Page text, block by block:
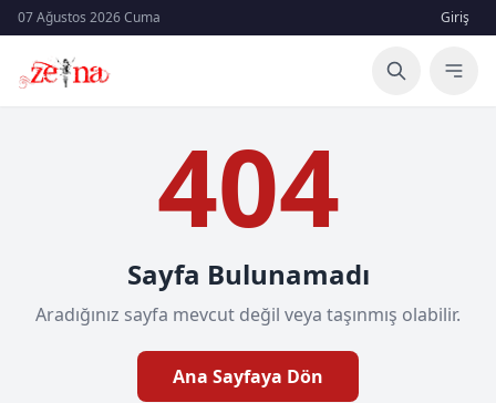
07 Ağustos 2026 Cuma Giriş
404
Sayfa Bulunamadı
Aradığınız sayfa mevcut değil veya taşınmış olabilir.
Ana Sayfaya Dön